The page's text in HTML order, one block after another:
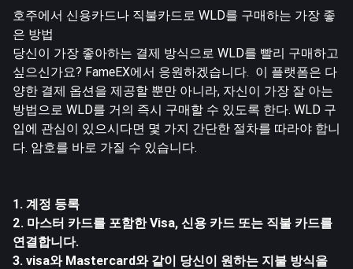
호주에서 신용카드나 직불카드로 WLD를 구매하는 가장 좋
은 방법
당신이 가장 좋아하는 결제 방식으로 WLD를 빨리 구매하고
싶으신가요? FameEX에서 응원하겠습니다. 이 플랫폼은 다
양한 결제 옵션을 제공할 뿐만 아니라, 자신이 가장 잘 아는
방법으로 WLD를 거의 즉시 구매할 수 있도록 한다. WLD 구
입에 관심이 있으시다면 몇 가지 간단한 절차를 따라야 합니
다. 암호를 바로 가질 수 있습니다.
1. 계정 등록
2. 마스터 카드를 포함한 Visa, 신용 카드 또는 직불 카드를
연결합니다.
3. visa와 Mastercard와 같이 당신이 원하는 지불 방식을